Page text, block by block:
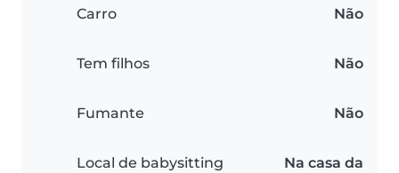
Carro Não
Tem filhos Não
Fumante Não
Local de babysitting
Na casa da